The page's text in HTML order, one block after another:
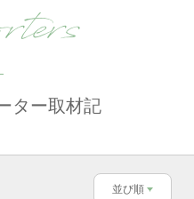
ター取材記
並び順